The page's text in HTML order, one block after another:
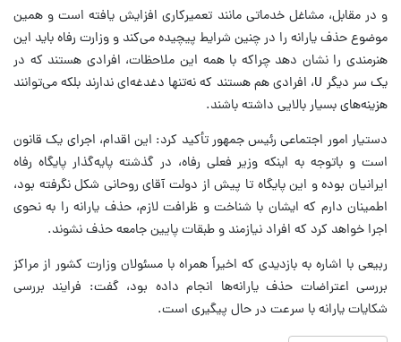
و در مقابل، مشاغل خدماتی مانند تعمیرکاری افزایش یافته است و همین
موضوع حذف یارانه را در چنین شرایط پیچیده می‌کند و وزارت رفاه باید این
هنرمندی را نشان دهد چراکه با همه این ملاحظات، افرادی هستند که در
یک سر دیگر U، افرادی هم هستند که نه‌تنها دغدغه‌ای ندارند بلکه می‌توانند
هزینه‌های بسیار بالایی داشته باشند.
دستیار امور اجتماعی رئیس جمهور تأکید کرد: این اقدام، اجرای یک قانون
است و باتوجه به اینکه وزیر فعلی رفاه، در گذشته پایه‌گذار پایگاه رفاه
ایرانیان بوده و این پایگاه تا پیش از دولت آقای روحانی شکل نگرفته بود،
اطمینان دارم که ایشان با شناخت و ظرافت لازم، حذف یارانه را به نحوی
اجرا خواهد کرد که افراد نیازمند و طبقات پایین جامعه حذف نشوند.
ربیعی با اشاره به بازدیدی که اخیراً همراه با مسئولان وزارت کشور از مراکز
بررسی اعتراضات حذف یارانه‌ها انجام داده بود، گفت: فرایند بررسی
شکایات یارانه با سرعت در حال پیگیری است.